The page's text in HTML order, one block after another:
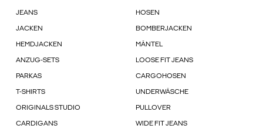
JEANS HOSEN
JACKEN BOMBERJACKEN
HEMDJACKEN MÄNTEL
ANZUG-SETS LOOSE FIT JEANS
PARKAS CARGOHOSEN
T-SHIRTS UNDERWÄSCHE
ORIGINALS STUDIO PULLOVER
CARDIGANS WIDE FIT JEANS